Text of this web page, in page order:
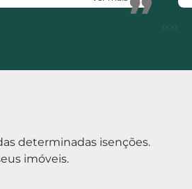
”
Votos de muito
determinadas isenções.
imóveis.